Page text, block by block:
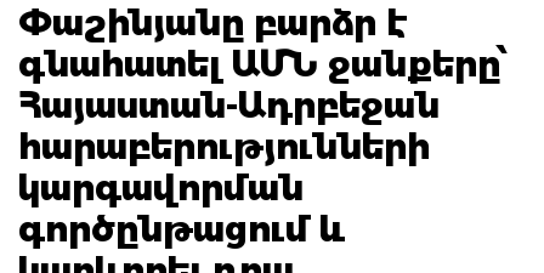
Փաշինյանը բարձր է
գնահատել ԱՄՆ ջանքերը՝
Հայաստան-Ադրբեջան
հարաբերությունների
կարգավորման
գործընթացում և